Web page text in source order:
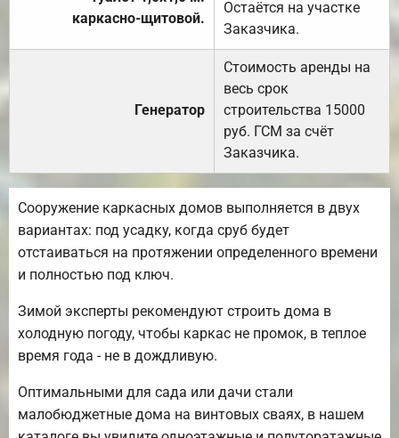
каркасно-щитовой.
Остаётся на участке
Заказчика.
Генератор
Стоимость аренды на
весь срок
строительства 15000
руб. ГСМ за счёт
Заказчика.
Сооружение каркасных домов выполняется в двух
вариантах: под усадку, когда сруб будет
отстаиваться на протяжении определенного времени
и полностью под ключ.
Зимой эксперты рекомендуют строить дома в
холодную погоду, чтобы каркас не промок, в теплое
время года - не в дождливую.
Оптимальными для сада или дачи стали
малобюджетные дома на винтовых сваях, в нашем